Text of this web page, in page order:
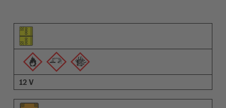
Piktogramm des Elements
Pictrogramme der Warnungen
Beschreibung
12 V